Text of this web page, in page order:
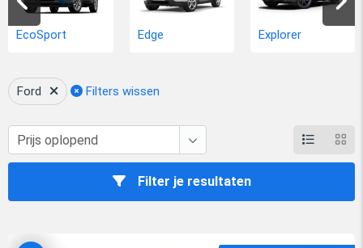
EcoSport Edge Explorer
Ford Filters wissen
Filter je resultaten